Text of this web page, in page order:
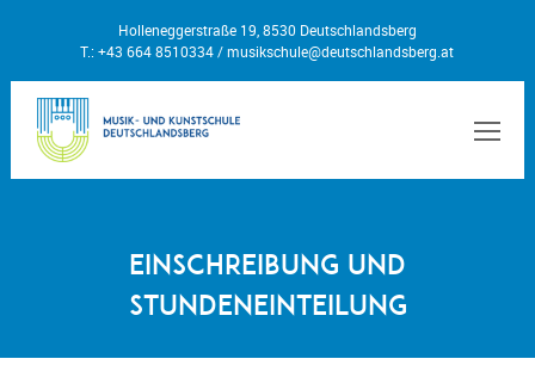
Holleneggerstraße 19, 8530 Deutschlandsberg
T.: +43 664 8510334 /musikschule@deutschlandsberg.at
Einschreibung und
Stundeneinteilung